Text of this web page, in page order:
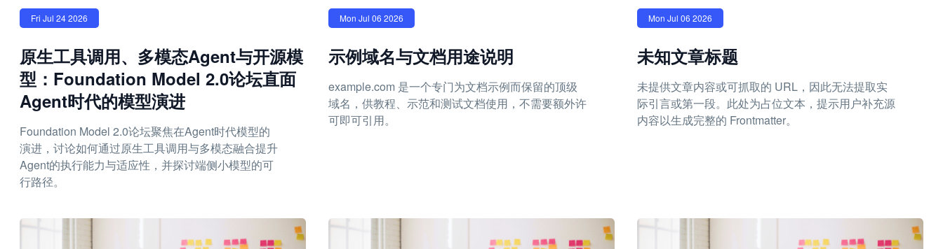
Fri Jul 24 2026
原生工具调用、多模态Agent与开源模
型：Foundation Model 2.0论坛直面
Agent时代的模型演进
Foundation Model 2.0论坛聚焦在Agent时代模型的
演进，讨论如何通过原生工具调用与多模态融合提升
Agent的执行能力与适应性，并探讨端侧小模型的可
行路径。
Mon Jul 06 2026
示例域名与文档用途说明
example.com 是一个专门为文档示例而保留的顶级
域名，供教程、示范和测试文档使用，不需要额外许
可即可引用。
Mon Jul 06 2026
未知文章标题
未提供文章内容或可抓取的 URL，因此无法提取实
际引言或第一段。此处为占位文本，提示用户补充源
内容以生成完整的 Frontmatter。